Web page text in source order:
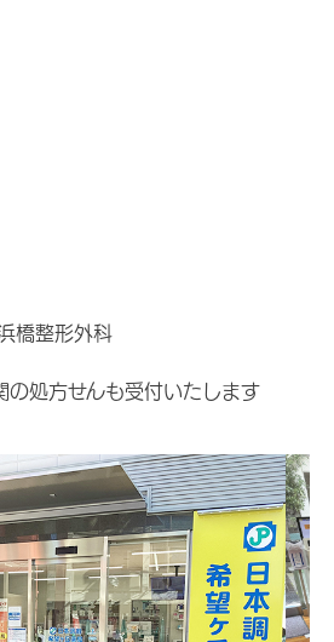
橋整形外科
の処方せんも受付いたします